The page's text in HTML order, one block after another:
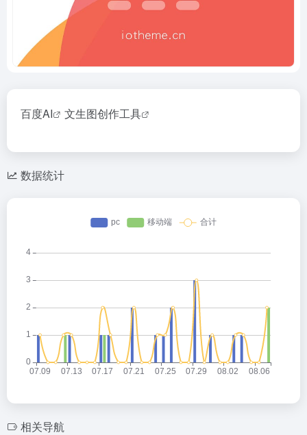
百度AI 文生图创作工具
数据统计
相关导航